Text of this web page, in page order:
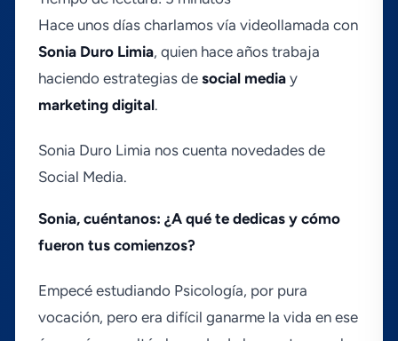
Hace unos dí­as charlamos ví­a videollamada con
Sonia Duro Limia, quien hace años trabaja
haciendo estrategias de social mediay
marketing digital.
Sonia Duro Limia nos cuenta novedades de
Social Media.
Sonia, cuéntanos: ¿A qué te dedicas y cómo
fueron tus comienzos?
Empecé estudiando Psicologí­a, por pura
vocación, pero era difí­cil ganarme la vida en ese